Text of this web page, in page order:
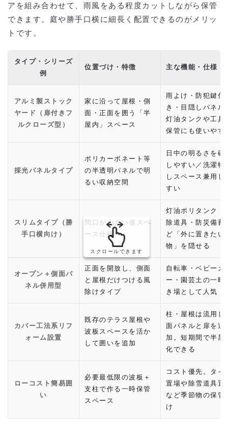
アを組み合わせて、雨風をある程度カットしながら保管
できます。庭や勝手口横に細長く配置できるのがメリッ
トです。
タイプ・シリーズ
例
位置づけ・特徴 主な機能・仕様
アルミ製ストック
ヤード（扉付きフ
ルクローズ型）
家に沿って屋根・側
面・正面を囲う「半
屋内」スペース
雨よけ・防犯鍵付
き・目隠しパネル
灯油タンクや工具
保管にも使いやす
採光パネルタイプ
ポリカーボネート等
の半透明パネルで明
るい収納空間
日中の明るさを確
しやすい／洗濯物
しスペース兼用し
すい
スリムタイプ（勝
手口横向け）
間口が小さい省スペ
ース仕様
灯油ポリタンク・
除道具・防災備蓄
ど「外に置きたい
物」を隠せる
オープン＋側面パ
ネル併用型
正面を開放し、側面
と屋根だけつける風
除けタイプ
自転車・ベビーカ
ー・園芸土の一時
き場として人気
カバー工法系リフ
ォーム設置
既存のテラス屋根や
波板スペースを活か
して囲いを追加
柱・屋根は流用し
面パネルと扉を追
加。短期間で半屋
化できる
ローコスト簡易囲
い
必要最低限の波板＋
支柱で作る一時保管
スペース
コスト優先。タイ
置場や除雪道具置
など季節物の保管
け
スクロールできます